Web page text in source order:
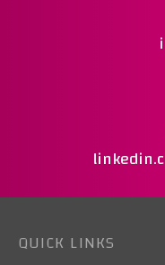
QUICK LINKS